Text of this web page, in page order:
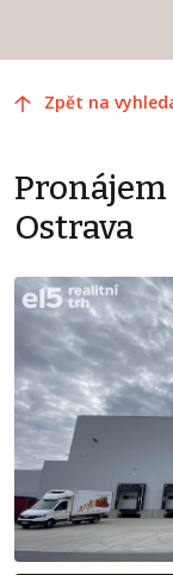
Zpět na
Pronájem
Ostrava